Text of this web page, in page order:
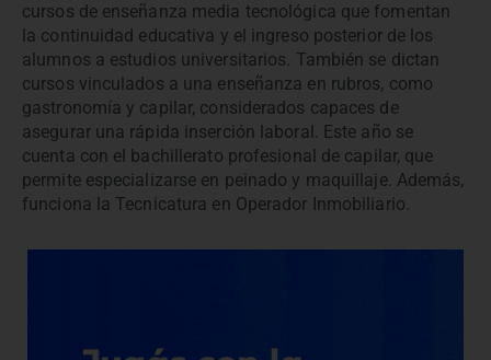
cursos de enseñanza media tecnológica que fomentan
la continuidad educativa y el ingreso posterior de los
alumnos a estudios universitarios. También se dictan
cursos vinculados a una enseñanza en rubros, como
gastronomía y capilar, considerados capaces de
asegurar una rápida inserción laboral. Este año se
cuenta con el bachillerato profesional de capilar, que
permite especializarse en peinado y maquillaje. Además,
funciona la Tecnicatura en Operador Inmobiliario.